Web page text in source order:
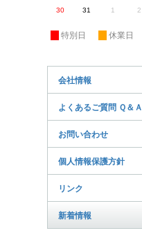
30 31 1 2
特別日 休業日
会社情報
よくあるご質問 Ｑ＆Ａ
お問い合わせ
個人情報保護方針
リンク
新着情報